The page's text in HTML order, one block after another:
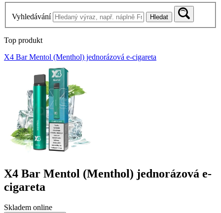
Vyhledávání Hledat
Top produkt
X4 Bar Mentol (Menthol) jednorázová e-cigareta
X4 Bar Mentol (Menthol) jednorázová e-
cigareta
Skladem online